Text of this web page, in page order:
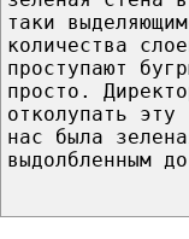
таки
количества
проступают
просто.
отколупать
нас была
выдолбленным